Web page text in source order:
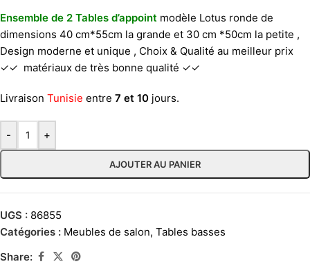
Ensemble de 2 Tables d’appoint modèle Lotus ronde de
dimensions 40 cm*55cm la grande et 30 cm *50cm la petite ,
Design moderne et unique , Choix & Qualité au meilleur prix
✓✓ matériaux de très bonne qualité ✓✓
Livraison Tunisie entre 7 et 10 jours.
- +
AJOUTER AU PANIER
UGS : 86855
Catégories : Meubles de salon, Tables basses
Share: